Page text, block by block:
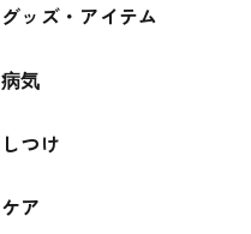
グッズ・アイテム
病気
しつけ
ケア